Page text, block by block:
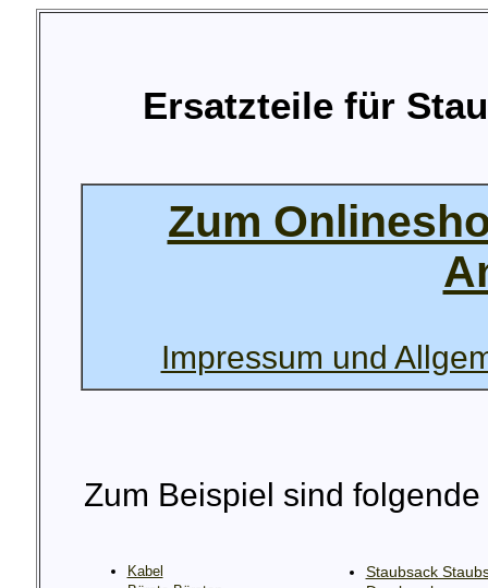
Ersatzteile für
Zum
Impressum und
Zum Beispiel sind
Kabel
Staubsack